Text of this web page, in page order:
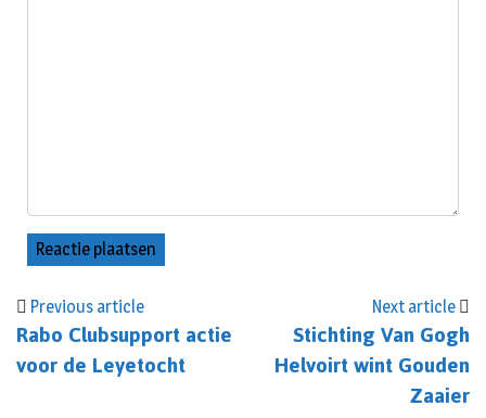
Previous article
Rabo Clubsupport actie
voor de Leyetocht
Next article
Stichting Van Gogh
Helvoirt wint Gouden
Zaaier